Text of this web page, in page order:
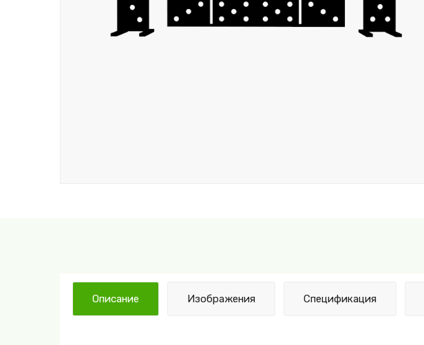
Описание Изображения Спецификация